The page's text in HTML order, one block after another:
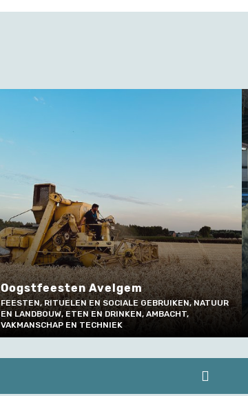
Oogstfeesten Avelgem
FEESTEN, RITUELEN EN SOCIALE GEBRUIKEN, NATUUR
EN LANDBOUW, ETEN EN DRINKEN, AMBACHT,
VAKMANSCHAP EN TECHNIEK